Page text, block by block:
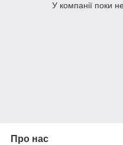
У компанії поки
Про нас